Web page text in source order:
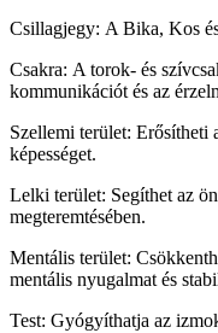
Csillagjegy: A Bika, Kos
Csakra: A torok- és
kommunikációt és az
Szellemi terület: Erősítheti
képességet.
Lelki terület: Segíthet az
megteremtésében.
Mentális terület:
mentális nyugalmat és
Test: Gyógyíthatja az